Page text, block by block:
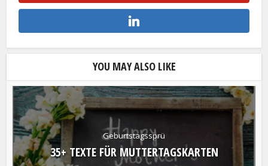
YOU MAY ALSO LIKE
Geburtstagssprü
35+ TEXTE FÜR MUTTERTAGSKARTEN